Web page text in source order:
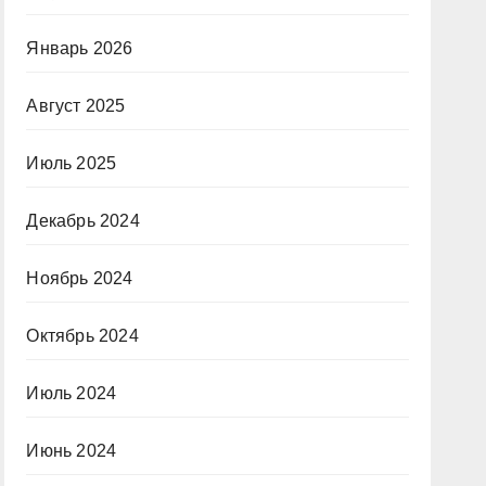
Январь 2026
Август 2025
Июль 2025
Декабрь 2024
Ноябрь 2024
Октябрь 2024
Июль 2024
Июнь 2024